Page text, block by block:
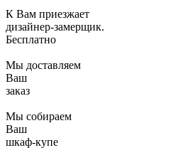
К Вам приезжает
дизайнер-замерщик.
Бесплатно
Мы доставляем
Ваш
заказ
Мы собираем
Ваш
шкаф-купе